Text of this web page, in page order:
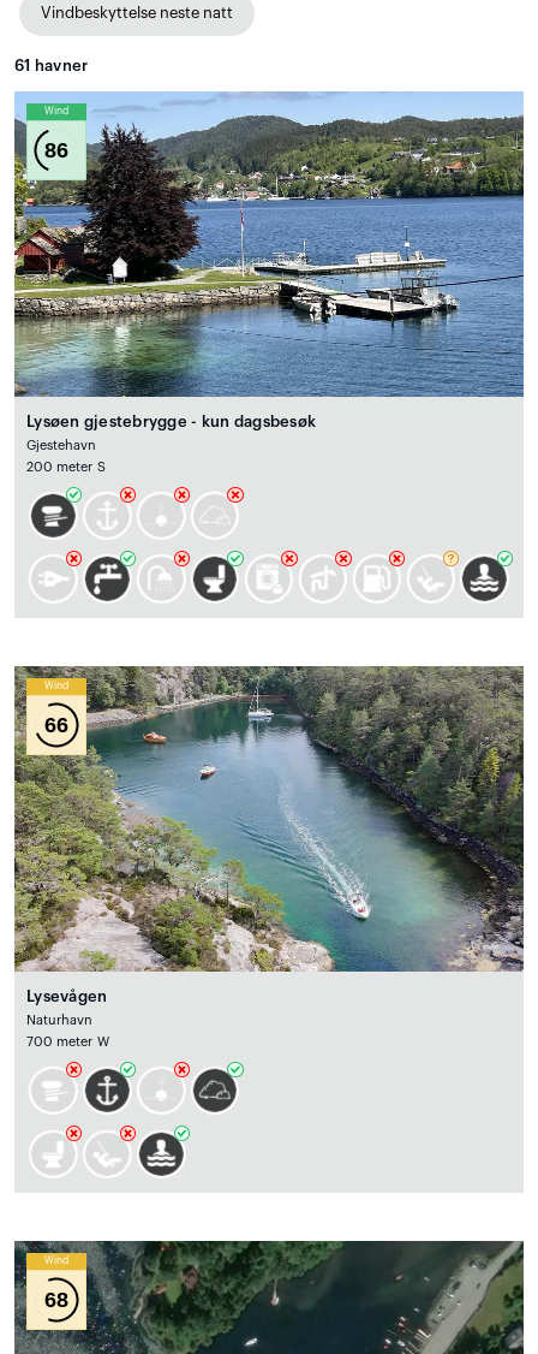
Vindbeskyttelse neste natt
61 havner
Wind
86
Lysøen gjestebrygge - kun dagsbesøk
Gjestehavn
200 meter S
Wind
66
Lysevågen
Naturhavn
700 meter W
Wind
68